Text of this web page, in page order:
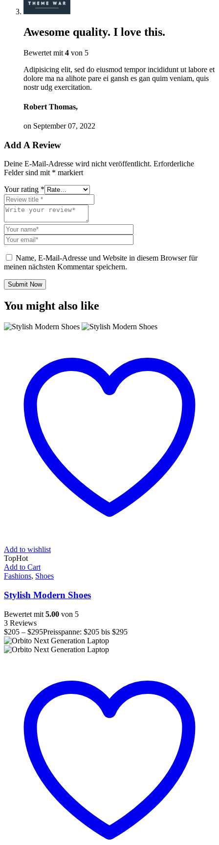
Awesome quality. I love this.
Bewertet mit 4 von 5
Adipisicing elit, sed do eiusmod tempor incididunt ut labore et
dolore ma na alihote pare ei gansh es gan quim veniam, quis
nostr udg exercitation.
Robert Thomas,
on September 07, 2022
Add A Review
Deine E-Mail-Adresse wird nicht veröffentlicht. Erforderliche
Felder sind mit * markiert
Your rating *
Name, E-Mail-Adresse und Website in diesem Browser für
meinen nächsten Kommentar speichern.
Submit Now
You might also like
Add to wishlist
TopHot
Add to Cart
Fashions, Shoes
Stylish Modern Shoes
Bewertet mit 5.00 von 5
3 Reviews
$205 – $295Preisspanne: $205 bis $295